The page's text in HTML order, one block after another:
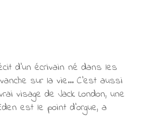
d’un écrivain né dans les
sur la vie... C’est aussi
visage de Jack London, une
est le point d’orgue, a